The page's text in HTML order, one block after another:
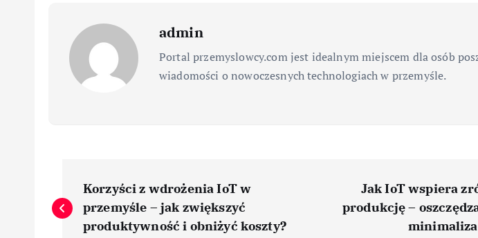
admin
Portal przemyslowcy.com jest idealnym miejscem dla osób
wiadomości o nowoczesnych technologiach w przemyśle.
a
Korzyści z wdrożenia IoT w
przemyśle – jak zwiększyć
produktywność i obniżyć koszty?
Jak IoT wspiera
produkcję –